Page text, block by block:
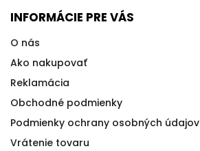
INFORMÁCIE PRE VÁS
O nás
Ako nakupovať
Reklamácia
Obchodné podmienky
Podmienky ochrany osobných údajov
Vrátenie tovaru